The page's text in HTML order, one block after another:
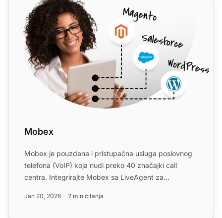
Mobex
Mobex je pouzdana i pristupačna usluga poslovnog
telefona (VoIP) koja nudi preko 40 značajki call
centra. Integrirajte Mobex sa LiveAgent za
Jan 20, 2026 2 min čitanja